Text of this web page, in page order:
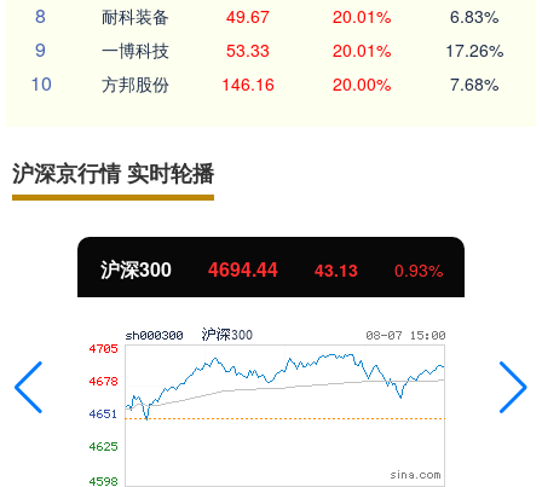
8 耐科装备 49.67 20.01% 6.83%
9 一博科技 53.33 20.01% 17.26%
10 方邦股份 146.16 20.00% 7.68%
沪深京行情 实时轮播
北证50 1134.24 11.37 1.01%